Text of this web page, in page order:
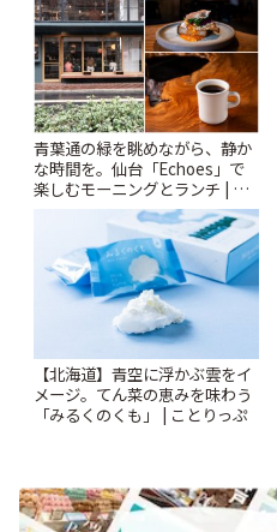
青葉通の緑を眺めながら、静か
な時間を。仙台「Echoes」で
楽しむモーニングとランチ | こ
【北海道】青空に浮かぶ雲をイ
メージ。てん菜の恵みを味わう
「みるくのくも」 | ことりっぷ